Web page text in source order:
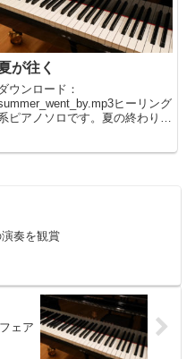
が往く
ウンロード：
ヒーリング
ピアノソロです。夏の終わりは
奏を観賞
ェア